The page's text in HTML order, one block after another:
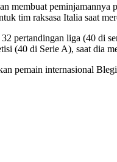
membuat
tim raksasa Italia saat
pertandingan liga (40 di
(40 di Serie A), saat dia
pemain internasional